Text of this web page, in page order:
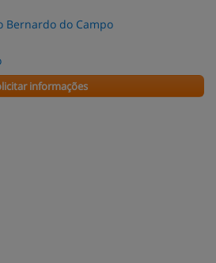
Bernardo do Campo
informações